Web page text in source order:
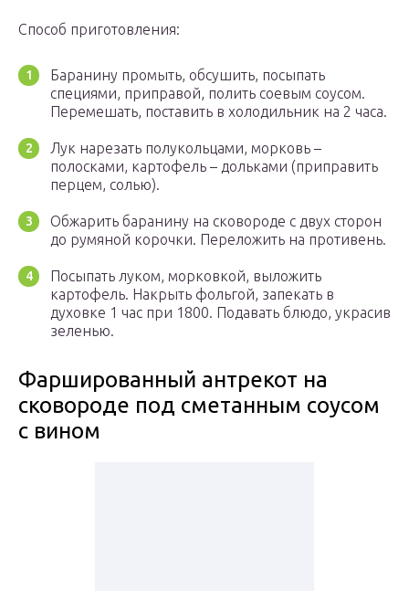
Способ приготовления:
Баранину промыть, обсушить, посыпать
специями, приправой, полить соевым соусом.
Перемешать, поставить в холодильник на 2 часа.
Лук нарезать полукольцами, морковь –
полосками, картофель – дольками (приправить
перцем, солью).
Обжарить баранину на сковороде с двух сторон
до румяной корочки. Переложить на противень.
Посыпать луком, морковкой, выложить
картофель. Накрыть фольгой, запекать в
духовке 1 час при 1800. Подавать блюдо, украсив
зеленью.
Фаршированный антрекот на
сковороде под сметанным соусом
с вином